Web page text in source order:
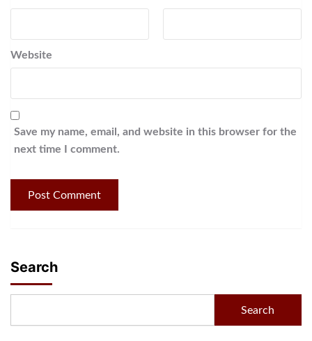
Website
Save my name, email, and website in this browser for the
next time I comment.
Search
Search